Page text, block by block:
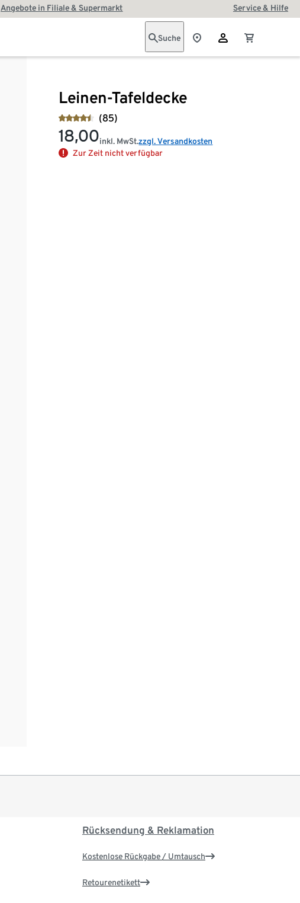
Angebote in Filiale & Supermarkt Service & Hilfe
Suche
Leinen-Tafeldecke
(85)
18,00inkl. MwSt.zzgl. Versandkosten
Zur Zeit nicht verfügbar
Rücksendung & Reklamation
Kostenlose Rückgabe / Umtausch
Retourenetikett